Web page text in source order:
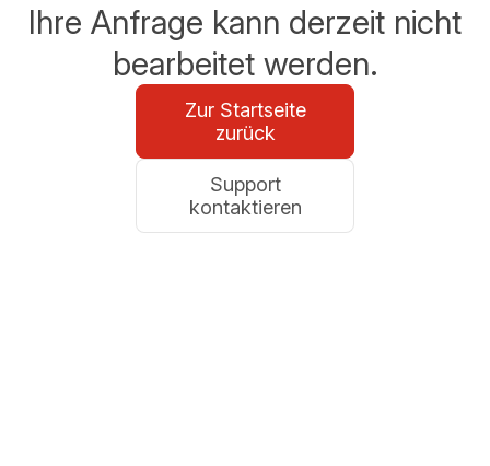
Ihre Anfrage kann derzeit nicht
bearbeitet werden.
Zur Startseite
zurück
Support
kontaktieren